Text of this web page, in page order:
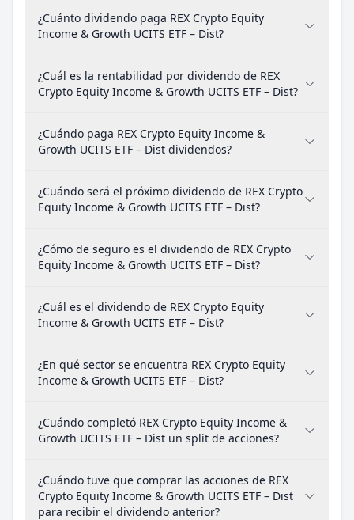
¿Cuánto dividendo paga REX Crypto Equity
Income & Growth UCITS ETF – Dist?
¿Cuál es la rentabilidad por dividendo de REX
Crypto Equity Income & Growth UCITS ETF – Dist?
¿Cuándo paga REX Crypto Equity Income &
Growth UCITS ETF – Dist dividendos?
¿Cuándo será el próximo dividendo de REX Crypto
Equity Income & Growth UCITS ETF – Dist?
¿Cómo de seguro es el dividendo de REX Crypto
Equity Income & Growth UCITS ETF – Dist?
¿Cuál es el dividendo de REX Crypto Equity
Income & Growth UCITS ETF – Dist?
¿En qué sector se encuentra REX Crypto Equity
Income & Growth UCITS ETF – Dist?
¿Cuándo completó REX Crypto Equity Income &
Growth UCITS ETF – Dist un split de acciones?
¿Cuándo tuve que comprar las acciones de REX
Crypto Equity Income & Growth UCITS ETF – Dist
para recibir el dividendo anterior?